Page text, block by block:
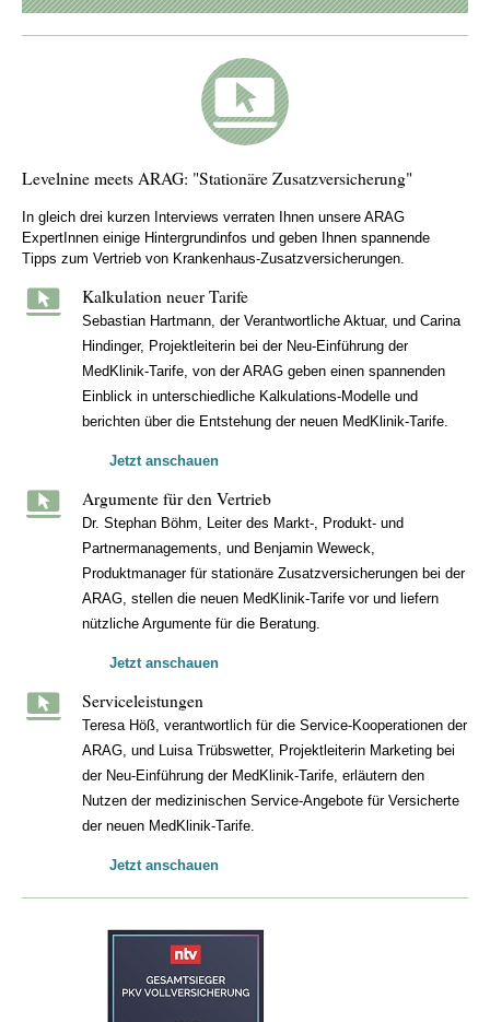
Levelnine meets ARAG: "Stationäre Zusatzversicherung"
In gleich drei kurzen Interviews verraten Ihnen unsere ARAG
ExpertInnen einige Hintergrundinfos und geben Ihnen spannende
Tipps zum Vertrieb von Krankenhaus-Zusatzversicherungen.
Kalkulation neuer Tarife
Sebastian Hartmann, der Verantwortliche Aktuar, und Carina
Hindinger, Projektleiterin bei der Neu-Einführung der
MedKlinik-Tarife, von der ARAG geben einen spannenden
Einblick in unterschiedliche Kalkulations-Modelle und
berichten über die Entstehung der neuen MedKlinik-Tarife.
Jetzt anschauen
Argumente für den Vertrieb
Dr. Stephan Böhm, Leiter des Markt-, Produkt- und
Partnermanagements, und Benjamin Weweck,
Produktmanager für stationäre Zusatzversicherungen bei der
ARAG, stellen die neuen MedKlinik-Tarife vor und liefern
nützliche Argumente für die Beratung.
Jetzt anschauen
Serviceleistungen
Teresa Höß, verantwortlich für die Service-Kooperationen der
ARAG, und Luisa Trübswetter, Projektleiterin Marketing bei
der Neu-Einführung der MedKlinik-Tarife, erläutern den
Nutzen der medizinischen Service-Angebote für Versicherte
der neuen MedKlinik-Tarife.
Jetzt anschauen